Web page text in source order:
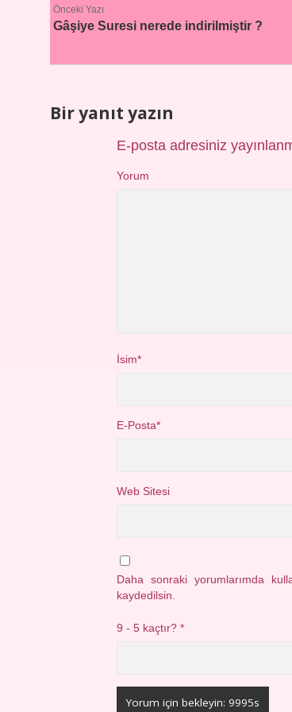
Önceki Yazı
Gâşiye Suresi nerede indirilmiştir ?
Bir yanıt yazın
E-posta adresiniz
Yorum
İsim*
E-Posta*
Web Sitesi
Daha sonraki yorumlarımda
kaydedilsin.
9 - 5 kaçtır? *